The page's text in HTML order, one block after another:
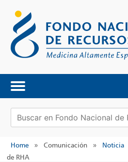
content
Buscar:
Home » Comunicación » Noticia
de RHA